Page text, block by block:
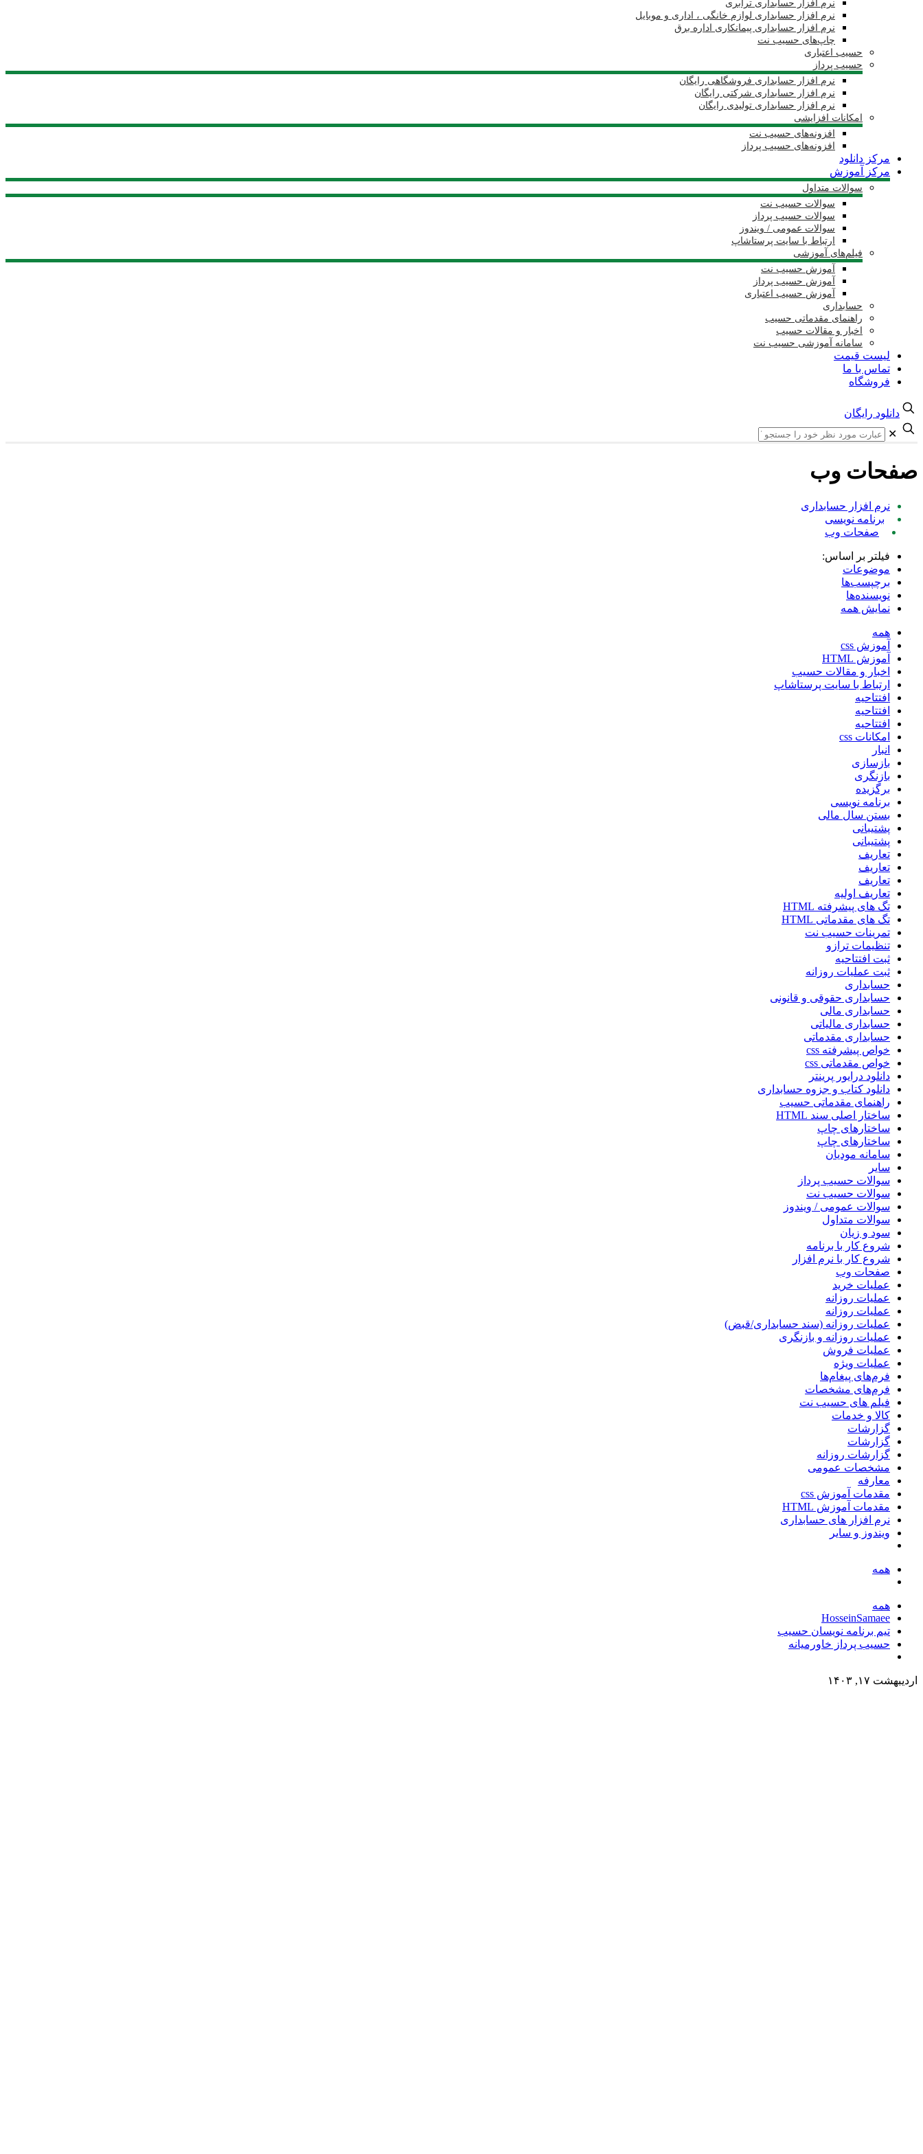
نرم افزار حسابداری ترابری
نرم افزار حسابداری لوازم خانگی ، اداری و موبایل
نرم افزار حسابداری پیمانکاری اداره برق
چاپ‌های حسیب نت
حسیب اعتباری
حسیب پرداز
نرم افزار حسابداری فروشگاهی رایگان
نرم افزار حسابداری شرکتی رایگان
نرم افزار حسابداری تولیدی رایگان
امکانات افزایشی
افزونه‌های حسیب نت
افزونه‌های حسیب پرداز
مرکز دانلود
مرکز آموزش
سوالات متداول
سوالات حسیب نت
سوالات حسیب پرداز
سوالات عمومی / ویندوز
ارتباط با سایت پرستاشاپ
فیلم‌های آموزشی
آموزش حسیب نت
آموزش حسیب پرداز
آموزش حسیب اعتباری
حسابداری
راهنمای مقدماتی حسیب
اخبار و مقالات حسیب
سامانه آموزشی حسیب نت
لیست قیمت
تماس با ما
فروشگاه
دانلود رایگان
✕
صفحات وب
نرم افزار حسابداری
برنامه نویسی
صفحات وب
فیلتر بر اساس:
موضوعات
برچپسب‌ها
نویسنده‌ها
نمایش همه
همه
آموزش css
آموزش HTML
اخبار و مقالات حسیب
ارتباط با سایت پرستاشاپ
افتتاحیه
افتتاحیه
افتتاحیه
امکانات css
انبار
بازسازی
بازنگری
برگزیده
برنامه نویسی
بستن سال مالی
پشتیبانی
پشتیبانی
تعاریف
تعاریف
تعاریف
تعاریف اولیه
تگ های پیشرفته HTML
تگ های مقدماتی HTML
تمرینات حسیب نت
تنظیمات ترازو
ثبت افتتاحیه
ثبت عملیات روزانه
حسابداری
حسابداری حقوقی و قانونی
حسابداری مالی
حسابداری مالیاتی
حسابداری مقدماتی
خواص پیشرفته css
خواص مقدماتی css
دانلود درایور پرینتر
دانلود کتاب و جزوه حسابداری
راهنمای مقدماتی حسیب
ساختار اصلی سند HTML
ساختارهای چاپ
ساختارهای چاپ
سامانه مودیان
سایر
سوالات حسیب پرداز
سوالات حسیب نت
سوالات عمومی / ویندوز
سوالات متداول
سود و زیان
شروع کار با برنامه
شروع کار با نرم افزار
صفحات وب
عملیات خرید
عملیات روزانه
عملیات روزانه
عملیات روزانه (سند حسابداری/قبض)
عملیات روزانه و بازنگری
عملیات فروش
عملیات ویژه
فرم‌های پیغام‌ها
فرم‌های مشخصات
فیلم های حسیب نت
کالا و خدمات
گزارشات
گزارشات
گزارشات روزانه
مشخصات عمومی
معارفه
مقدمات آموزش css
مقدمات آموزش HTML
نرم افزار های حسابداری
ویندوز و سایر
همه
همه
HosseinSamaee
تیم برنامه نویسان حسیب
حسیب پرداز خاورمیانه
اردیبهشت ۱۷, ۱۴۰۳